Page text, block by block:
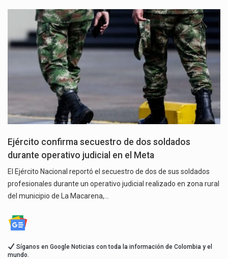
Ejército confirma secuestro de dos soldados
durante operativo judicial en el Meta
El Ejército Nacional reportó el secuestro de dos de sus soldados
profesionales durante un operativo judicial realizado en zona rural
del municipio de La Macarena,…
Síganos en Google Noticias con toda la información de Colombia y el
mundo.